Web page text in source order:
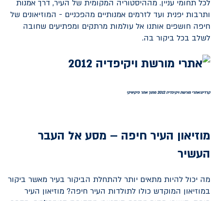
לכל תחומי עניין. מההיסטוריה המקומית של העיר, דרך אמנות
ותרבות יפנית ועד לזרמים אמנותיים מהפכניים - המוזיאונים של
חיפה חושפים אותנו אל עולמות מרתקים ומפתיעים שחובה
לשלב בכל ביקור בה.
קרדיט:אתרי מורשת ויקיפדיה 2012 מתוך אתר פיקיוויקי
מוזיאון העיר חיפה – מסע אל העבר
העשיר
מה יכול להיות מתאים יותר להתחלת הביקור בעיר מאשר ביקור
במוזיאון המוקדש כולו לתולדות העיר חיפה? מוזיאון העיר